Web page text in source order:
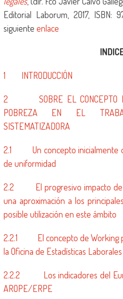
Editorial Laborum, 2017, ISBN:
siguiente enlace
1 INTRODUCCIÓN
2 SOBRE EL CONCEPTO
POBREZA EN EL
SISTEMATIZADORA
2.1 Un concepto inicialmente
de uniformidad
2.2 El progresivo impacto de
una aproximación a los
posible utilización en este ámbito
2.2.1 El concepto de Working
la Oficina de Estadísticas
2.2.2 Los indicadores del
AROPE/ERPE